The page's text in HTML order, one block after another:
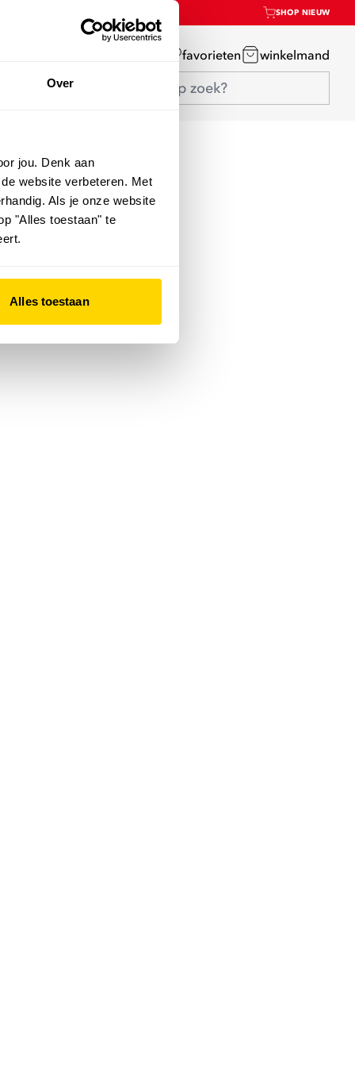
Over
jou. Denk aan
website verbeteren. Met
Als je onze website
"Alles toestaan" te
Alles toestaan
SHOP NIEUW
favorieten winkelmand